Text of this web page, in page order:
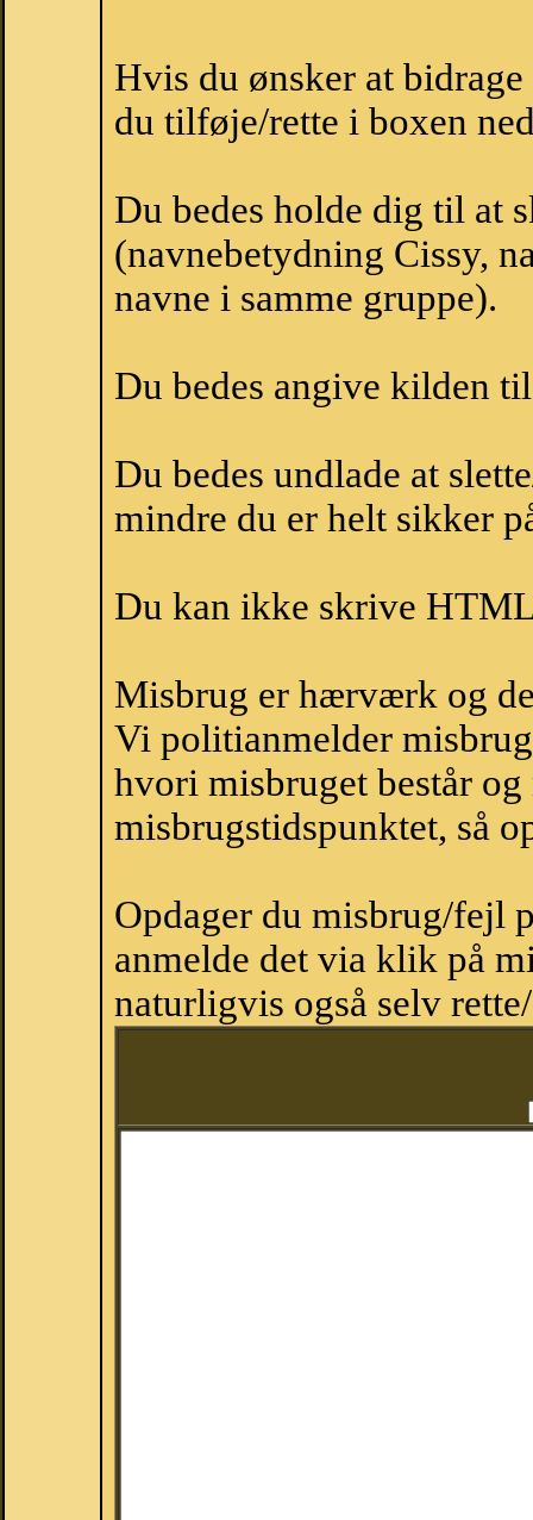
Hvis du ønsker at
du tilføje/rette i boxen
Du bedes holde dig til at
(navnebetydning Cissy,
navne i samme gruppe).
Du bedes angive kilden
Du bedes undlade at
mindre du er helt sikker
Du kan ikke skrive
Misbrug er hærværk og
Vi politianmelder
hvori misbruget består
misbrugstidspunktet, så
Opdager du misbrug/fejl
anmelde det via klik på
naturligvis også selv